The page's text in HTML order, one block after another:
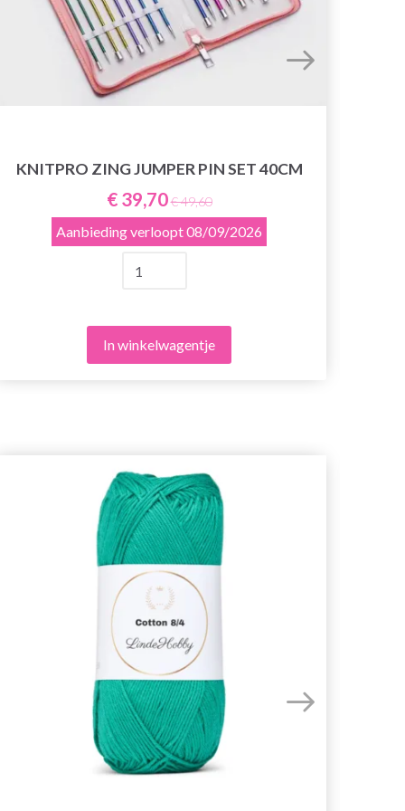
KNITPRO ZING JUMPER PIN SET 40CM
€ 39,70€ 49,60
Aanbieding verloopt08/09/2026
In winkelwagentje